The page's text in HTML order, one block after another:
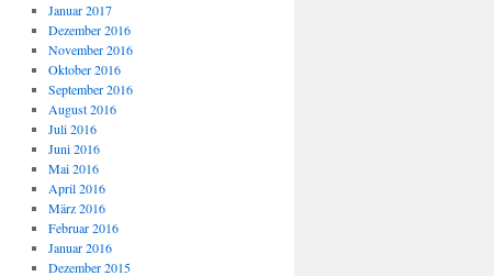
Januar 2017
Dezember 2016
November 2016
Oktober 2016
September 2016
August 2016
Juli 2016
Juni 2016
Mai 2016
April 2016
März 2016
Februar 2016
Januar 2016
Dezember 2015